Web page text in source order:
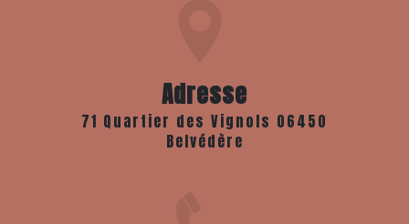
Adresse
71 Quartier des Vignols 06450
Belvédère